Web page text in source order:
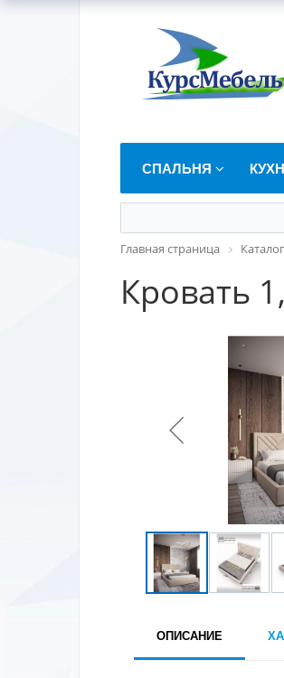
СПАЛЬНЯ
Главная страница Каталог
Кровать
ОПИСАНИЕ